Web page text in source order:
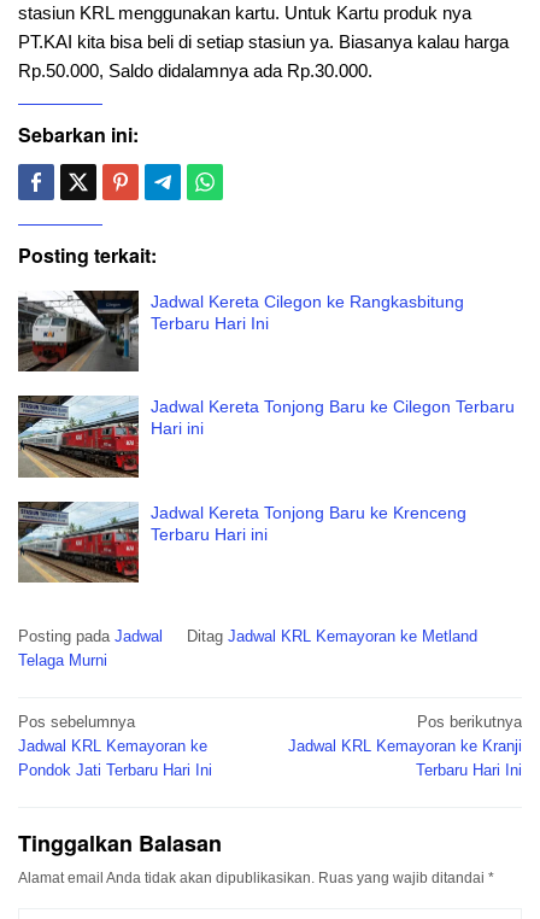
stasiun KRL menggunakan kartu. Untuk Kartu produk nya
PT.KAI kita bisa beli di setiap stasiun ya. Biasanya kalau harga
Rp.50.000, Saldo didalamnya ada Rp.30.000.
Sebarkan ini:
Posting terkait:
Jadwal Kereta Cilegon ke Rangkasbitung
Terbaru Hari Ini
Jadwal Kereta Tonjong Baru ke Cilegon Terbaru
Hari ini
Jadwal Kereta Tonjong Baru ke Krenceng
Terbaru Hari ini
Posting pada Jadwal Ditag Jadwal KRL Kemayoran ke Metland
Telaga Murni
Navigasi
pos
Pos sebelumnya
Jadwal KRL Kemayoran ke
Pondok Jati Terbaru Hari Ini
Pos berikutnya
Jadwal KRL Kemayoran ke Kranji
Terbaru Hari Ini
Tinggalkan Balasan
Alamat email Anda tidak akan dipublikasikan. Ruas yang wajib ditandai *